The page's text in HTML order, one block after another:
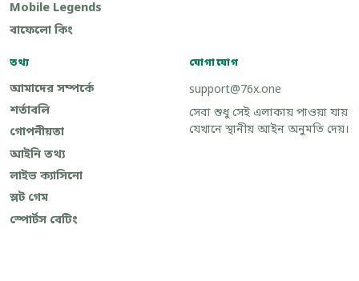
Mobile Legends
বাফেলো কিং
তথ্য
আমাদের সম্পর্কে
শর্তাবলি
গোপনীয়তা
আইনি তথ্য
লাইভ ক্যাসিনো
স্লট গেম
স্পোর্টস বেটিং
যোগাযোগ
support@76x.one
সেবা শুধু সেই এলাকায় পাওয়া যায়
যেখানে স্থানীয় আইন অনুমতি দেয়।